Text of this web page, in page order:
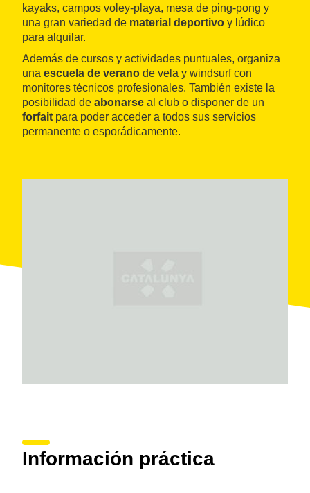
kayaks, campos voley-playa, mesa de ping-pong y
una gran variedad de material deportivo y lúdico
para alquilar.
Además de cursos y actividades puntuales, organiza
una escuela de verano de vela y windsurf con
monitores técnicos profesionales. También existe la
posibilidad de abonarse al club o disponer de un
forfait para poder acceder a todos sus servicios
permanente o esporádicamente.
Información práctica